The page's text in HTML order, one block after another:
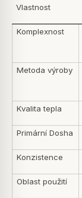
Vlastnost
Komplexnost
Metoda výroby
Kvalita tepla
Primární Dosha
Konzistence
Oblast použití